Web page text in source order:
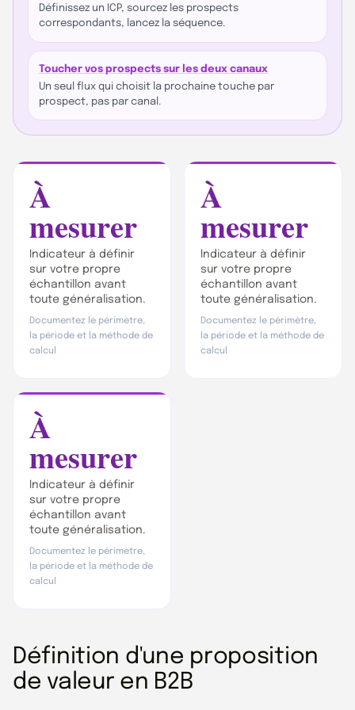
Définissez un ICP, sourcez les prospects
correspondants, lancez la séquence.
Toucher vos prospects sur les deux canaux
Un seul flux qui choisit la prochaine touche par
prospect, pas par canal.
À
mesurer
Indicateur à définir
sur votre propre
échantillon avant
toute généralisation.
Documentez le périmètre,
la période et la méthode de
calcul
À
mesurer
Indicateur à définir
sur votre propre
échantillon avant
toute généralisation.
Documentez le périmètre,
la période et la méthode de
calcul
À
mesurer
Indicateur à définir
sur votre propre
échantillon avant
toute généralisation.
Documentez le périmètre,
la période et la méthode de
calcul
Définition d'une proposition
de valeur en B2B